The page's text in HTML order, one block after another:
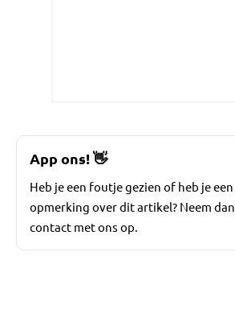
App ons!👋
Heb je een foutje gezien of heb je een
opmerking over dit artikel? Neem dan
contact met ons op.